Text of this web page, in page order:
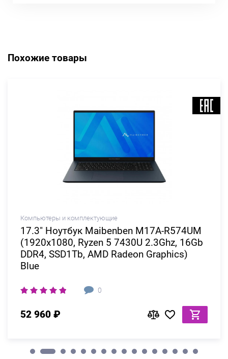
Похожие товары
Компьютеры и комплектующие
17.3" Ноутбук Maibenben M17A-R574UM
(1920x1080, Ryzen 5 7430U 2.3Ghz, 16Gb
DDR4, SSD1Tb, AMD Radeon Graphics)
Blue
0
52 960 ₽